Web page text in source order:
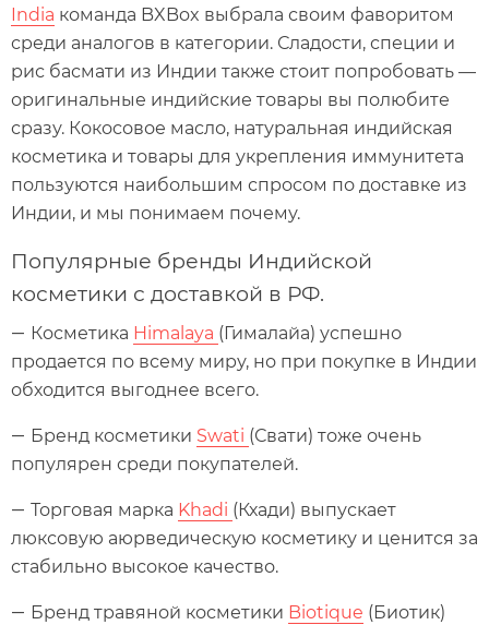
India команда BXBox выбрала своим фаворитом
среди аналогов в категории. Сладости, специи и
рис басмати из Индии также стоит попробовать —
оригинальные индийские товары вы полюбите
сразу. Кокосовое масло, натуральная индийская
косметика и товары для укрепления иммунитета
пользуются наибольшим спросом по доставке из
Индии, и мы понимаем почему.
Популярные бренды Индийской
косметики с доставкой в РФ.
— Косметика Himalaya (Гималайа) успешно
продается по всему миру, но при покупке в Индии
обходится выгоднее всего.
— Бренд косметики Swati (Свати) тоже очень
популярен среди покупателей.
— Торговая марка Khadi (Кхади) выпускает
люксовую аюрведическую косметику и ценится за
стабильно высокое качество.
— Бренд травяной косметики Biotique (Биотик)